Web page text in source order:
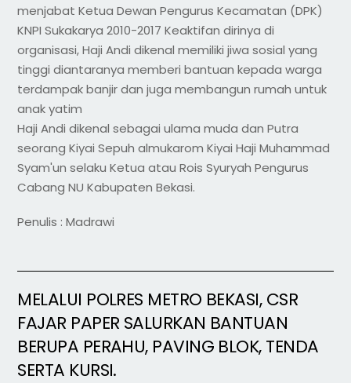
menjabat Ketua Dewan Pengurus Kecamatan (DPK)
KNPI Sukakarya 2010-2017 Keaktifan dirinya di
organisasi, Haji Andi dikenal memiliki jiwa sosial yang
tinggi diantaranya memberi bantuan kepada warga
terdampak banjir dan juga membangun rumah untuk
anak yatim
Haji Andi dikenal sebagai ulama muda dan Putra
seorang Kiyai Sepuh almukarom Kiyai Haji Muhammad
Syam'un selaku Ketua atau Rois Syuryah Pengurus
Cabang NU Kabupaten Bekasi.
Penulis : Madrawi
MELALUI POLRES METRO BEKASI, CSR
FAJAR PAPER SALURKAN BANTUAN
BERUPA PERAHU, PAVING BLOK, TENDA
SERTA KURSI.